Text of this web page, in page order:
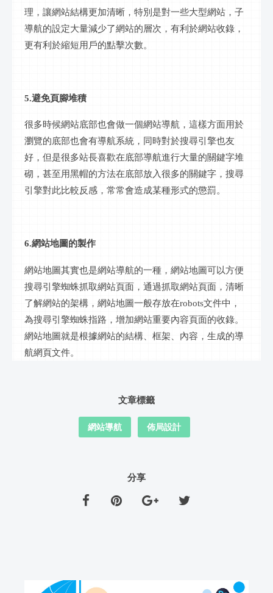
理，讓網站結構更加清晰，特別是對一些大型網站，子
導航的設定大量減少了網站的層次，有利於網站收錄，
更有利於縮短用戶的點擊次數。
5.避免頁腳堆積
很多時候網站底部也會做一個網站導航，這樣方面用於
瀏覽的底部也會有導航系統，同時對於搜尋引擎也友
好，但是很多站長喜歡在底部導航進行大量的關鍵字堆
砌，甚至用黑帽的方法在底部放入很多的關鍵字，搜尋
引擎對此比較反感，常常會造成某種形式的懲罰。
6.網站地圖的製作
網站地圖其實也是網站導航的一種，網站地圖可以方便
搜尋引擎蜘蛛抓取網站頁面，通過抓取網站頁面，清晰
了解網站的架構，網站地圖一般存放在robots文件中，
為搜尋引擎蜘蛛指路，增加網站重要內容頁面的收錄。
網站地圖就是根據網站的結構、框架、內容，生成的導
航網頁文件。
文章標籤
網站導航 佈局設計
分享